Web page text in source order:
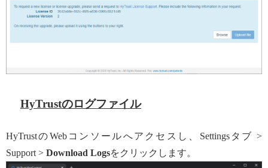
HyTrustのログファイル
HyTrustのWebコンソールへアクセスし、Settingsタブ >
Support > Download Logsをクリックします。